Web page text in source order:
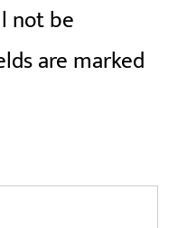
not be
are marked